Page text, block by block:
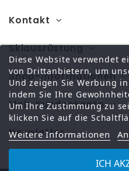
Kontakt
Skiausrüstung
Shop-Informationen
Mein Kundenkonto
Diese Website verwendet
von Drittanbietern, um
Und zeigen Sie Werbung
indem Sie Ihre
Um Ihre Zustimmung zu
klicken Sie auf die
Weitere Informationen
ICH
Newsletter